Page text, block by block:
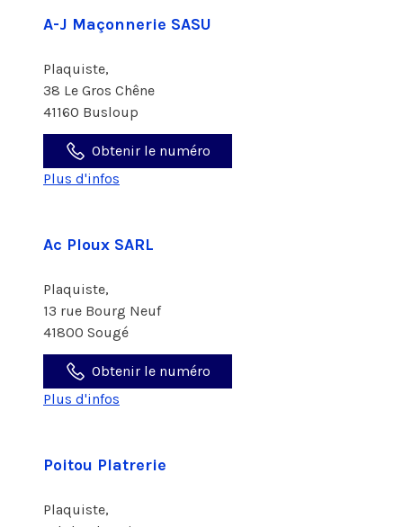
A-J Maçonnerie SASU
Plaquiste,
38 Le Gros Chêne
41160 Busloup
Obtenir le numéro
Plus d'infos
Ac Ploux SARL
Plaquiste,
13 rue Bourg Neuf
41800 Sougé
Obtenir le numéro
Plus d'infos
Poitou Platrerie
Plaquiste,